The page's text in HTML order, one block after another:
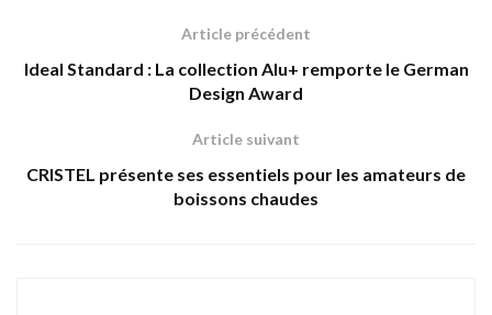
Article précédent
Ideal Standard : La collection Alu+ remporte le German
Design Award
Article suivant
CRISTEL présente ses essentiels pour les amateurs de
boissons chaudes